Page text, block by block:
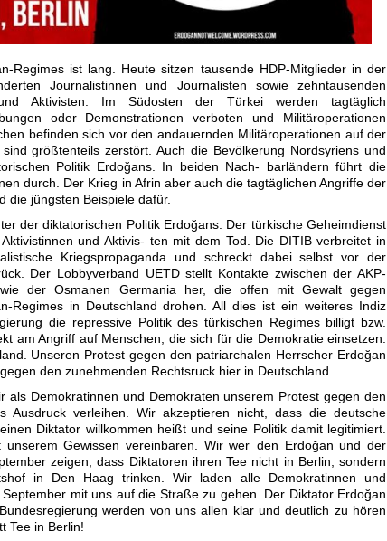
Regimes ist lang. Heute sitzen tausende HDP-Mitglieder in der
Journalistinnen und Journalisten sowie zehntausenden
Aktivisten. Im Südosten der Türkei werden tagtäglich
oder Demonstrationen verboten und Militäroperationen
befinden sich vor den andauernden Militäroperationen auf der
größtenteils zerstört. Auch die Bevölkerung Nordsyriens und
Politik Erdoğans. In beiden Nach- barländern führt die
durch. Der Krieg in Afrin aber auch die tagtäglichen Angriffe der
die jüngsten Beispiele dafür.
der diktatorischen Politik Erdoğans. Der türkische Geheimdienst
und Aktivis- ten mit dem Tod. Die DITIB verbreitet in
Kriegspropaganda und schreckt dabei selbst vor der
Der Lobbyverband UETD stellt Kontakte zwischen der AKP-
der Osmanen Germania her, die offen mit Gewalt gegen
Regimes in Deutschland drohen. All dies ist ein weiteres Indiz
die repressive Politik des türkischen Regimes billigt bzw.
am Angriff auf Menschen, die sich für die Demokratie einsetzen.
Unseren Protest gegen den patriarchalen Herrscher Erdoğan
den zunehmenden Rechtsruck hier in Deutschland.
als Demokratinnen und Demokraten unserem Protest gegen den
Ausdruck verleihen. Wir akzeptieren nicht, dass die deutsche
Diktator willkommen heißt und seine Politik damit legitimiert.
Gewissen vereinbaren. Wir wer den Erdoğan und der
zeigen, dass Diktatoren ihren Tee nicht in Berlin, sondern
in Den Haag trinken. Wir laden alle Demokratinnen und
mit uns auf die Straße zu gehen. Der Diktator Erdoğan
werden von uns allen klar und deutlich zu hören
Tee in Berlin!